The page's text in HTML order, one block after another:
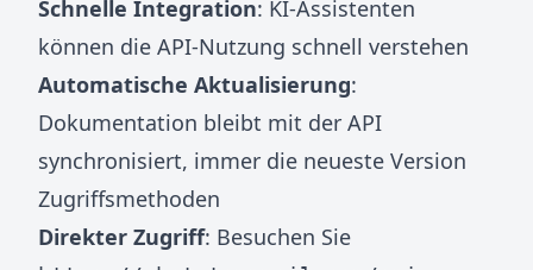
Schnelle Integration: KI-Assistenten
können die API-Nutzung schnell verstehen
Automatische Aktualisierung:
Dokumentation bleibt mit der API
synchronisiert, immer die neueste Version
Zugriffsmethoden
Direkter Zugriff: Besuchen Sie